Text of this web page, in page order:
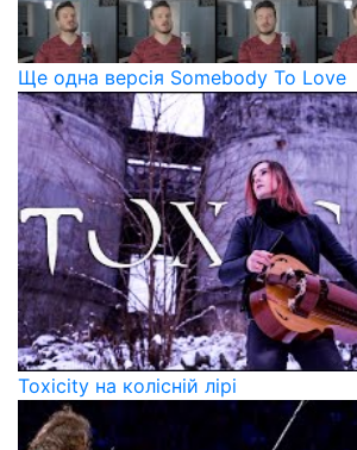
Ще одна версія Somebody To Love
Toxicity на колісній лірі